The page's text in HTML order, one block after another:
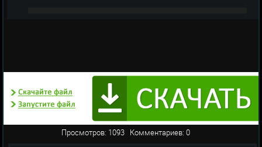
Просмотров: 1093 Комментариев: 0